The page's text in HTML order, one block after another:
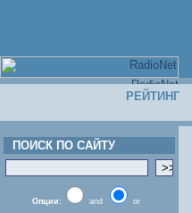
РЕЙТИНГ
ПОИСК ПО САЙТУ
Опции: and or